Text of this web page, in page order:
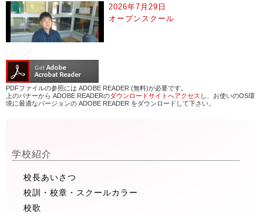
2026年7月29日
オープンスクール
PDFファイルの参照には ADOBE READER (無料)が必要です。
上のバナーから ADOBE READERのダウンロードサイトへアクセス し、お使いのOS環
境に最適なバージョンの ADOBE READER をダウンロードして下さい。
学校紹介
校長あいさつ
校訓・校章・スクールカラー
校歌